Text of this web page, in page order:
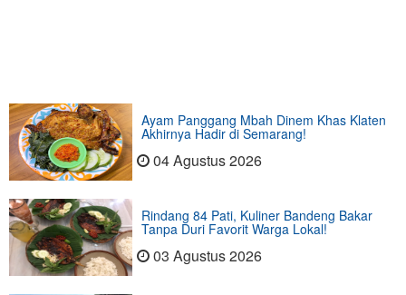
Ayam Panggang Mbah Dinem Khas Klaten
Akhirnya Hadir di Semarang!
04 Agustus 2026
Rindang 84 Pati, Kuliner Bandeng Bakar
Tanpa Duri Favorit Warga Lokal!
03 Agustus 2026